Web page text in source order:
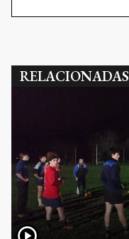
RELACIONADAS